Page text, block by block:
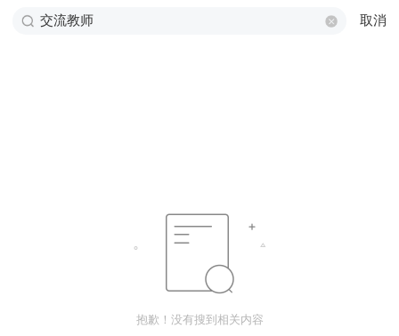
取消
抱歉！没有搜到相关内容